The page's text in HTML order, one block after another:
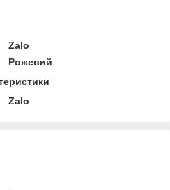
Zalo
Рожевий
Zalo